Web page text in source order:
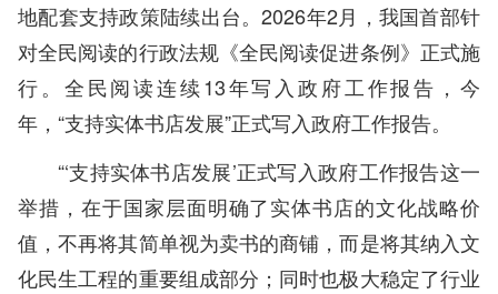
地配套支持政策陆续出台。2026年2月，我国首部针
对全民阅读的行政法规《全民阅读促进条例》正式施
行。全民阅读连续13年写入政府工作报告，今
年，“支持实体书店发展”正式写入政府工作报告。
“‘支持实体书店发展’正式写入政府工作报告这一
举措，在于国家层面明确了实体书店的文化战略价
值，不再将其简单视为卖书的商铺，而是将其纳入文
化民生工程的重要组成部分；同时也极大稳定了行业